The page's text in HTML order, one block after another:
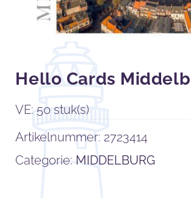
Hello Cards
VE: 50 stuk(s)
Artikelnummer: 2723414
Categorie: MIDDELBURG